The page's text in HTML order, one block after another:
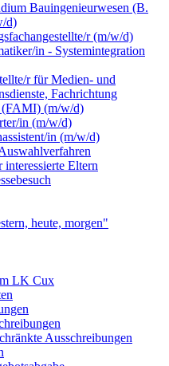
Bauingenieurwesen (B.
d)
r (m/w/d)
in - Systemintegration
r für Medien- und
Fachrichtung
(m/w/d)
in (m/w/d)
in (m/w/d)
Eltern
heute, morgen"
LK Cux
Ausschreibungen